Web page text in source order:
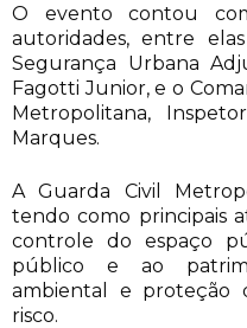
O evento contou
autoridades,entre
Segurança Urbana
Fagotti Junior, e o
Metropolitana,
Marques.
A Guarda Civil
tendo como principais
controle do espaço
público e ao
ambiental e proteção
risco.